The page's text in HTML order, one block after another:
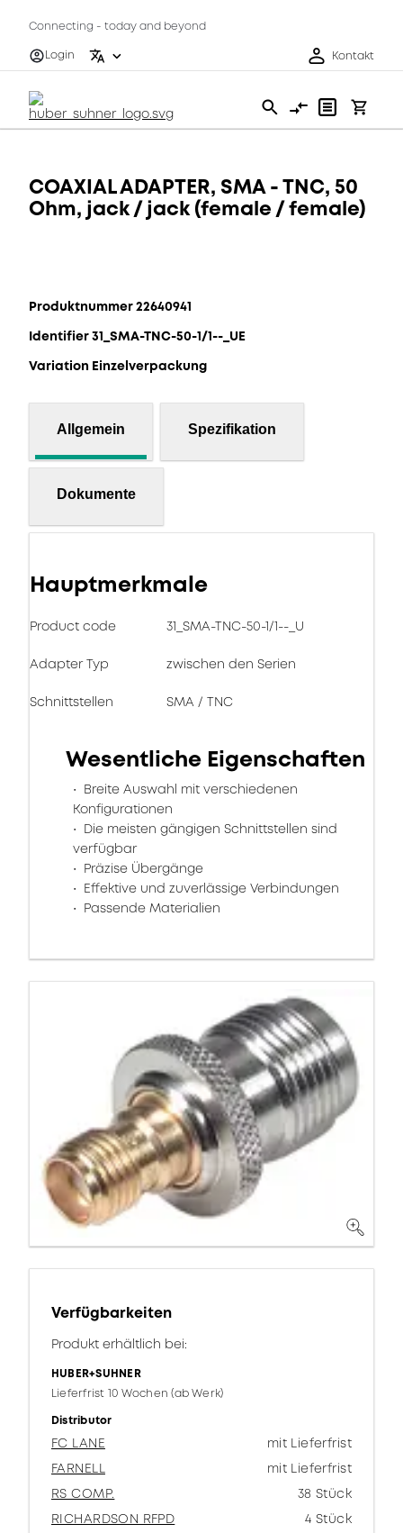
Connecting - today and beyond
Login
Kontakt
COAXIAL ADAPTER, SMA - TNC, 50
Ohm, jack / jack (female / female)
Produktnummer 22640941
Identifier 31_SMA-TNC-50-1/1--_UE
Variation Einzelverpackung
Allgemein Spezifikation
Dokumente
Hauptmerkmale
Product code 31_SMA-TNC-50-1/1--_U
Adapter Typ zwischen den Serien
Schnittstellen SMA / TNC
Wesentliche Eigenschaften
Breite Auswahl mit verschiedenen
Konfigurationen
Die meisten gängigen Schnittstellen sind
verfügbar
Präzise Übergänge
Effektive und zuverlässige Verbindungen
Passende Materialien
Verfügbarkeiten
Produkt erhältlich bei:
HUBER+SUHNER
Lieferfrist 10 Wochen (ab Werk)
Distributor
FC LANE
mit Lieferfrist
FARNELL
mit Lieferfrist
RS COMP.
38 Stück
RICHARDSON RFPD
4 Stück